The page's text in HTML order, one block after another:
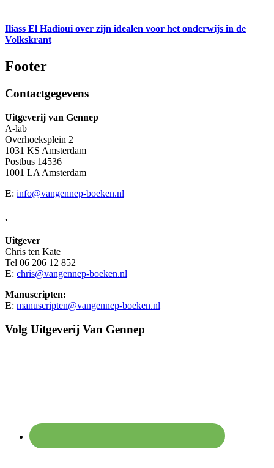
Iliass El Hadioui over zijn idealen voor het onderwijs in de
Volkskrant
Footer
Contactgegevens
Uitgeverij van Gennep
A-lab
Overhoeksplein 2
1031 KS Amsterdam
Postbus 14536
1001 LA Amsterdam
E: info@vangennep-boeken.nl
.
Uitgever
Chris ten Kate
Tel 06 206 12 852
E: chris@vangennep-boeken.nl
Manuscripten:
E: manuscripten@vangennep-boeken.nl
Volg Uitgeverij Van Gennep